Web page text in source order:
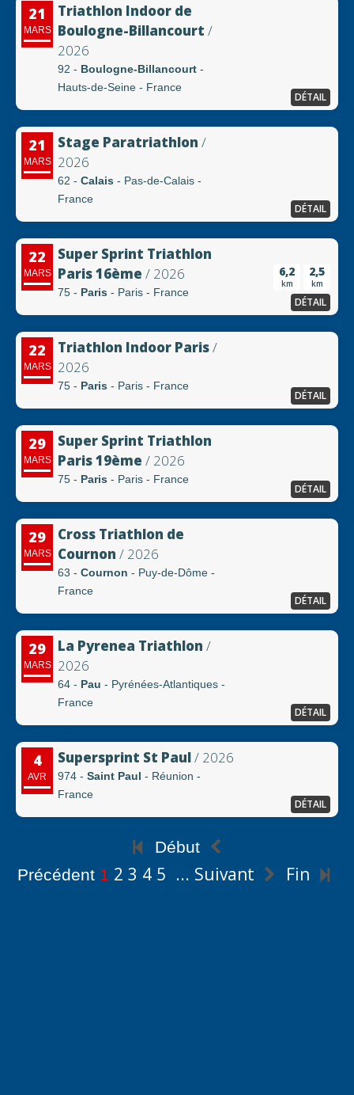
21
MARS
Triathlon Indoor de
Boulogne-Billancourt /
2026
92 - Boulogne-Billancourt -
Hauts-de-Seine - France
DÉTAIL
21
MARS
Stage Paratriathlon /
2026
62 - Calais - Pas-de-Calais -
France
DÉTAIL
22
MARS
Super Sprint Triathlon
Paris 16ème / 2026
75 - Paris - Paris - France
6,2
km
2,5
km
DÉTAIL
22
MARS
Triathlon Indoor Paris/
2026
75 - Paris - Paris - France
DÉTAIL
29
MARS
Super Sprint Triathlon
Paris 19ème / 2026
75 - Paris - Paris - France
DÉTAIL
29
MARS
Cross Triathlon de
Cournon / 2026
63 - Cournon - Puy-de-Dôme -
France
DÉTAIL
29
MARS
La Pyrenea Triathlon /
2026
64 - Pau - Pyrénées-Atlantiques -
France
DÉTAIL
4
AVR
Supersprint St Paul/ 2026
974 - Saint Paul - Réunion -
France
DÉTAIL
Début
Précédent 1 2 3 4 5 ... Suivant Fin